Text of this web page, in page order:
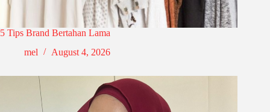
5 Tips Brand Bertahan Lama
mel
August 4, 2026